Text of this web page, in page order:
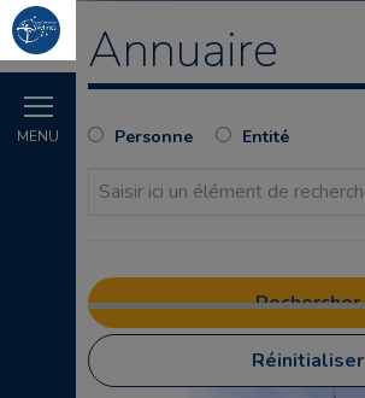
MENU
Annuaire
Personne Entité
Réinitialiser